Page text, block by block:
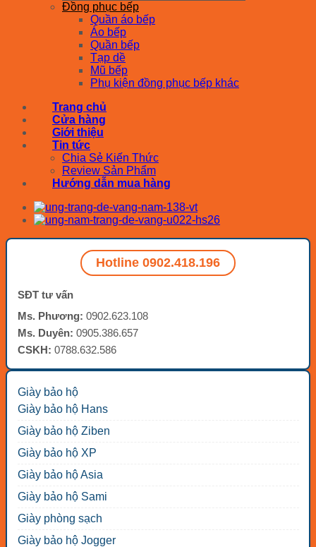
Đồng phục bếp
Quần áo bếp
Áo bếp
Quần bếp
Tạp dề
Mũ bếp
Phụ kiện đồng phục bếp khác
Trang chủ
Cửa hàng
Giới thiệu
Tin tức
Chia Sẻ Kiến Thức
Review Sản Phẩm
Hướng dẫn mua hàng
Hotline 0902.418.196
SĐT tư vấn
Ms. Phương: 0902.623.108
Ms. Duyên: 0905.386.657
CSKH: 0788.632.586
Giày bảo hộ
Giày bảo hộ Hans
Giày bảo hộ Ziben
Giày bảo hộ XP
Giày bảo hộ Asia
Giày bảo hộ Sami
Giày phòng sạch
Giày bảo hộ Jogger